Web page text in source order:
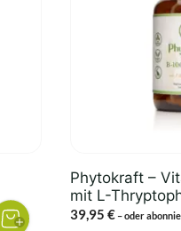
Phytokraft –
mit L-
39,95 € –oder